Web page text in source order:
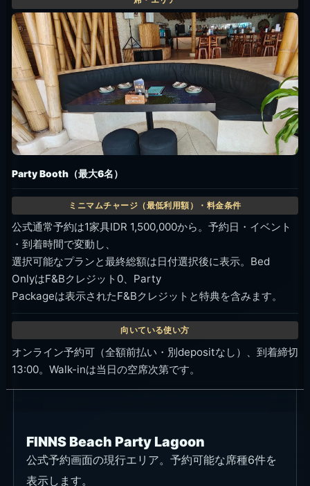
Party Booth（最大6名）
公式通常予約は1家具IDR 1,500,000から。予約日・イベント
・到着時間で変動し、
選択可能なプランと最終総額は日付選択後に表示。Bed
OnlyはF&Bクレジット0、Party
Packageは表示されたF&Bクレジットと特典を含みます。
オンライン予約可（全額前払い・別depositなし）、到着締切
13:00。Walk-inは当日の空席次第です。
FINNS Beach Party Lagoon
公式予約画面の現行エリア。予約可能な席種6件を
表示します。